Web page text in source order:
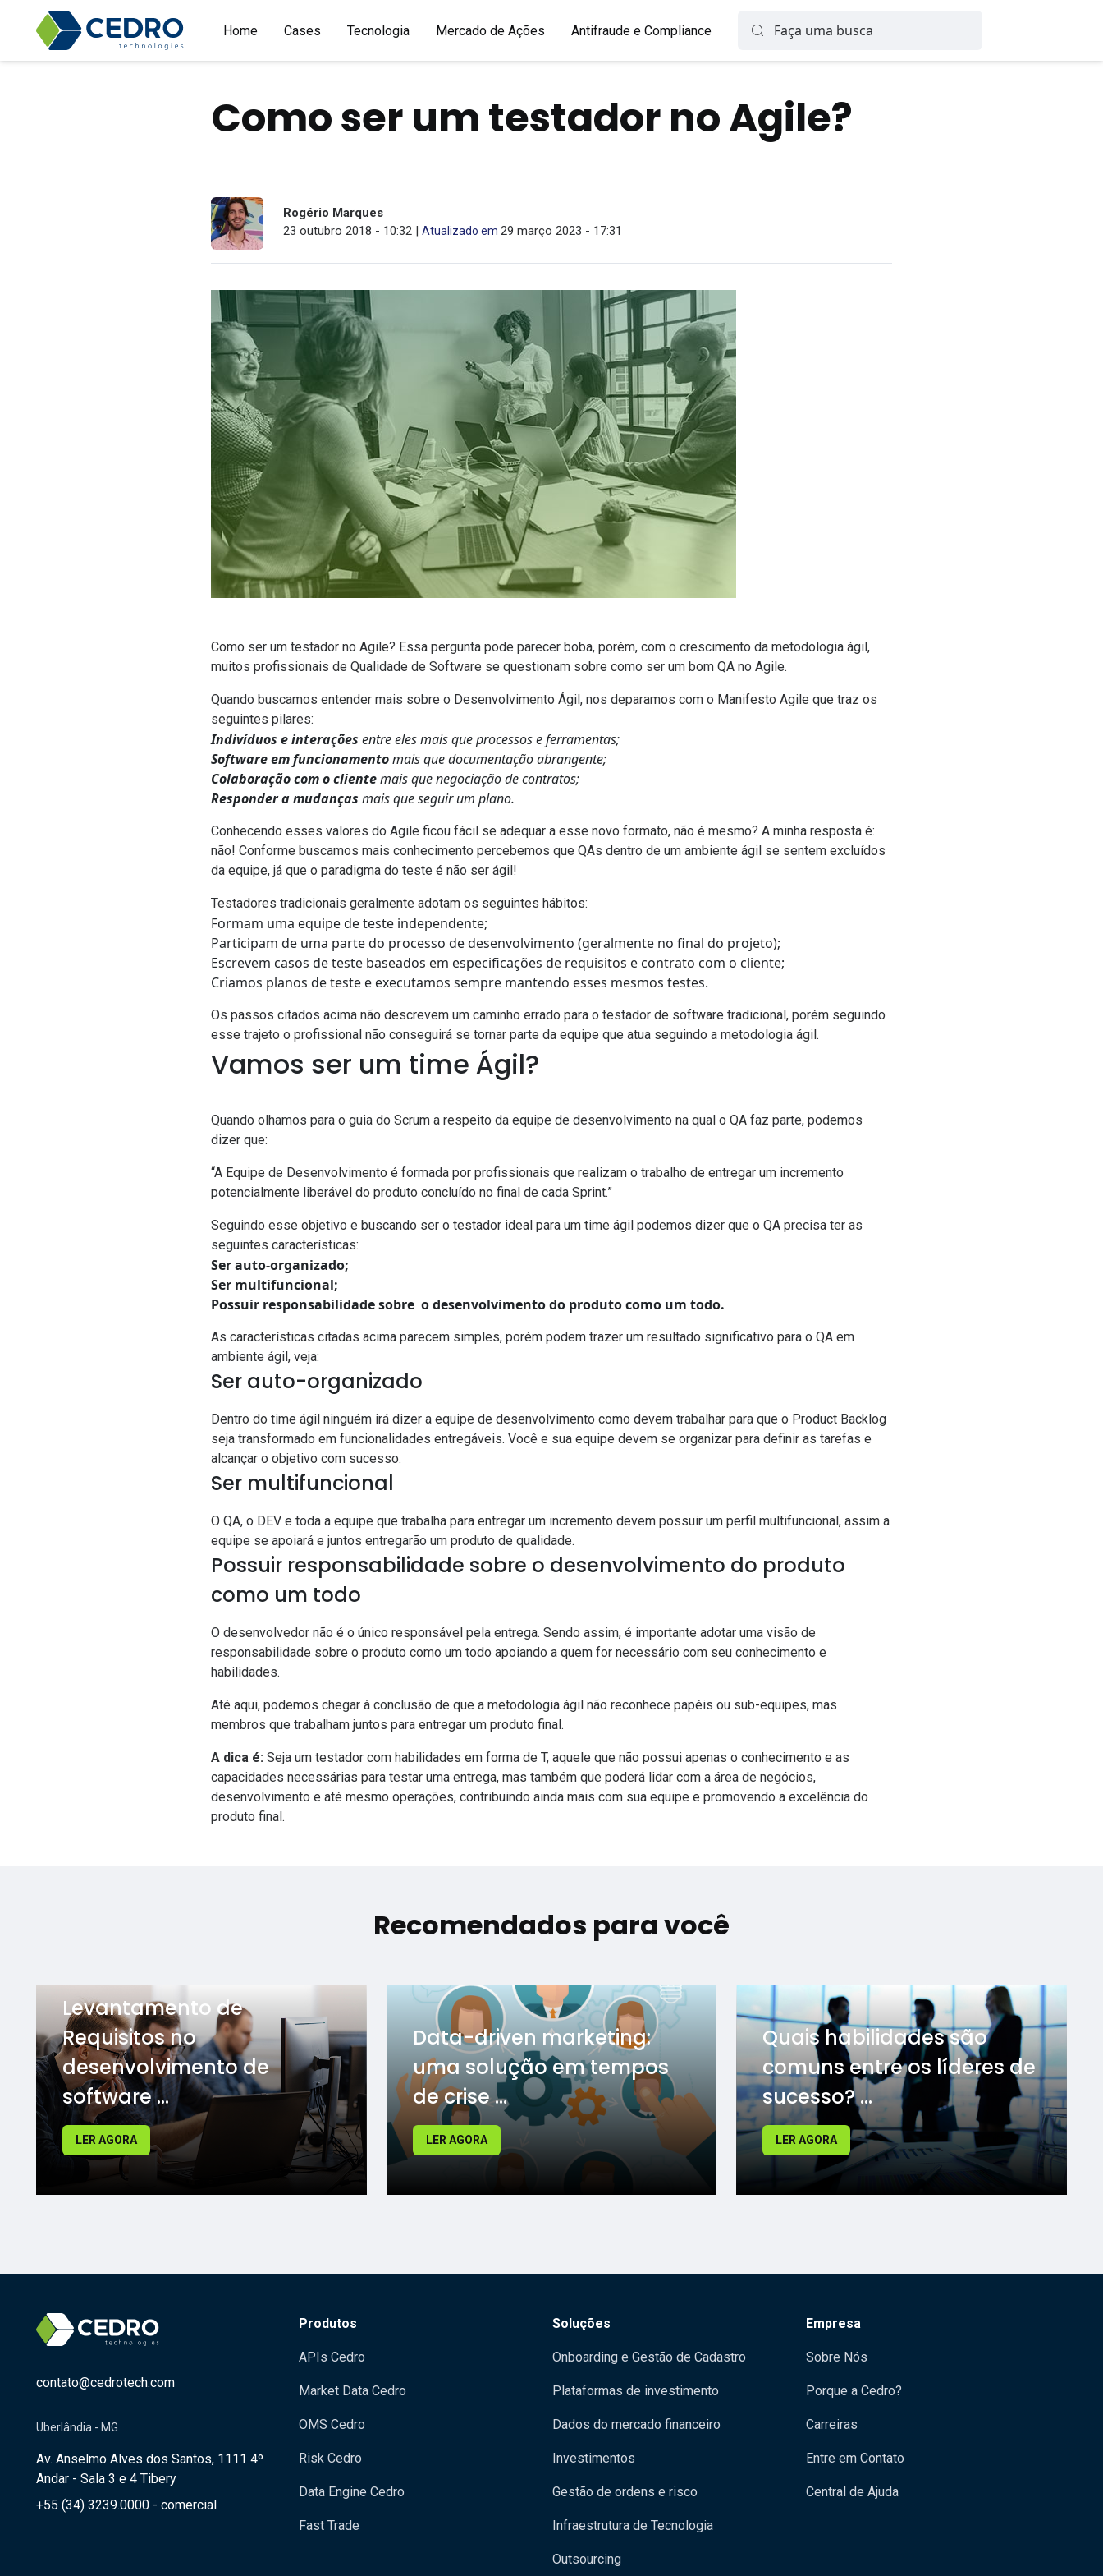
Home Cases Tecnologia Mercado de Ações Antifraude e Compliance
Como ser um testador no Agile?
Rogério Marques
23 outubro 2018 - 10:32 |Atualizado em29 março 2023 - 17:31
Como ser um testador no Agile? Essa pergunta pode parecer boba, porém, com o crescimento da metodologia ágil,
muitos profissionais de Qualidade de Software se questionam sobre como ser um bom QA no Agile.
Quando buscamos entender mais sobre o Desenvolvimento Ágil, nos deparamos com o Manifesto Agile que traz os
seguintes pilares:
Indivíduos e interações entre eles mais que processos e ferramentas;
Software em funcionamentomais que documentação abrangente;
Colaboração com o clientemais que negociação de contratos;
Responder a mudanças mais que seguir um plano.
Conhecendo esses valores do Agile ficou fácil se adequar a esse novo formato, não é mesmo? A minha resposta é:
não! Conforme buscamos mais conhecimento percebemos que QAs dentro de um ambiente ágil se sentem excluídos
da equipe, já que o paradigma do teste é não ser ágil!
Testadores tradicionais geralmente adotam os seguintes hábitos:
Formam uma equipe de teste independente;
Participam de uma parte do processo de desenvolvimento (geralmente no final do projeto);
Escrevem casos de teste baseados em especificações de requisitos e contrato com o cliente;
Criamos planos de teste e executamos sempre mantendo esses mesmos testes.
Os passos citados acima não descrevem um caminho errado para o testador de software tradicional, porém seguindo
esse trajeto o profissional não conseguirá se tornar parte da equipe que atua seguindo a metodologia ágil.
Vamos ser um time Ágil?
Quando olhamos para o guia do Scrum a respeito da equipe de desenvolvimento na qual o QA faz parte, podemos
dizer que:
“A Equipe de Desenvolvimento é formada por profissionais que realizam o trabalho de entregar um incremento
potencialmente liberável do produto concluído no final de cada Sprint.”
Seguindo esse objetivo e buscando ser o testador ideal para um time ágil podemos dizer que o QA precisa ter as
seguintes características:
Ser auto-organizado;
Ser multifuncional;
Possuir responsabilidade sobre o desenvolvimento do produto como um todo.
As características citadas acima parecem simples, porém podem trazer um resultado significativo para o QA em
ambiente ágil, veja:
Ser auto-organizado
Dentro do time ágil ninguém irá dizer a equipe de desenvolvimento como devem trabalhar para que o Product Backlog
seja transformado em funcionalidades entregáveis. Você e sua equipe devem se organizar para definir as tarefas e
alcançar o objetivo com sucesso.
Ser multifuncional
O QA, o DEV e toda a equipe que trabalha para entregar um incremento devem possuir um perfil multifuncional, assim a
equipe se apoiará e juntos entregarão um produto de qualidade.
Possuir responsabilidade sobre o desenvolvimento do produto
como um todo
O desenvolvedor não é o único responsável pela entrega. Sendo assim, é importante adotar uma visão de
responsabilidade sobre o produto como um todo apoiando a quem for necessário com seu conhecimento e
habilidades.
Até aqui, podemos chegar à conclusão de que a metodologia ágil não reconhece papéis ou sub-equipes, mas
membros que trabalham juntos para entregar um produto final.
A dica é: Seja um testador com habilidades em forma de T, aquele que não possui apenas o conhecimento e as
capacidades necessárias para testar uma entrega, mas também que poderá lidar com a área de negócios,
desenvolvimento e até mesmo operações, contribuindo ainda mais com sua equipe e promovendo a excelência do
produto final.
Recomendados para você
Como realizar o
Levantamento de
Requisitos no
desenvolvimento de
software ...
LER AGORA
Data-driven marketing:
uma solução em tempos
de crise ...
LER AGORA
Quais habilidades são
comuns entre os líderes de
sucesso? ...
LER AGORA
contato@cedrotech.com
Uberlândia - MG
Av. Anselmo Alves dos Santos, 1111 4º
Andar - Sala 3 e 4 Tibery
+55 (34) 3239.0000 - comercial
Produtos
APIs Cedro
Market Data Cedro
OMS Cedro
Risk Cedro
Data Engine Cedro
Fast Trade
Soluções
Onboarding e Gestão de Cadastro
Plataformas de investimento
Dados do mercado financeiro
Investimentos
Gestão de ordens e risco
Infraestrutura de Tecnologia
Outsourcing
Empresa
Sobre Nós
Porque a Cedro?
Carreiras
Entre em Contato
Central de Ajuda